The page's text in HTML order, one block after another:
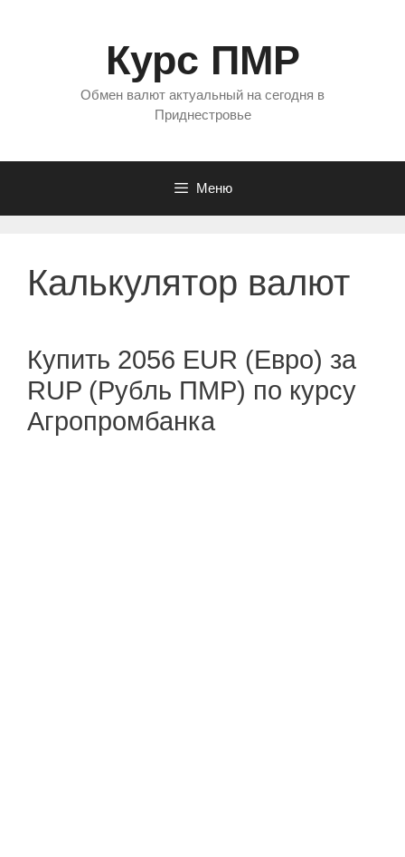
Курс ПМР
Обмен валют актуальный на сегодня в
Приднестровье
Меню
Калькулятор валют
Купить 2056 EUR (Евро) за
RUP (Рубль ПМР) по курсу
Агропромбанка